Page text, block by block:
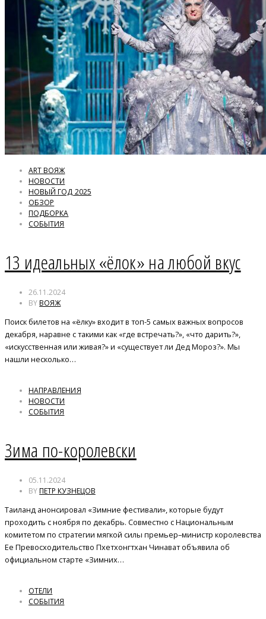
ART ВОЯЖ
НОВОСТИ
НОВЫЙ ГОД 2025
ОБЗОР
ПОДБОРКА
СОБЫТИЯ
13 идеальных «ёлок» на любой вкус
26.11.2024
BYВОЯЖ
Поиск билетов на «ёлку» входит в топ-5 самых важных вопросов
декабря, наравне с такими как «где встречать?», «что дарить?»,
«искусственная или живая?» и «существует ли Дед Мороз?». Мы
нашли несколько…
НАПРАВЛЕНИЯ
НОВОСТИ
СОБЫТИЯ
Зима по-королевски
05.11.2024
BYПЕТР КУЗНЕЦОВ
Таиланд анонсировал «Зимние фестивали», которые будут
проходить с ноября по декабрь. Совместно с Национальным
комитетом по стратегии мягкой силы премьер–министр королевства
Ее Превосходительство Пхетхонгтхан Чинават объявила об
официальном старте «Зимних…
ОТЕЛИ
СОБЫТИЯ